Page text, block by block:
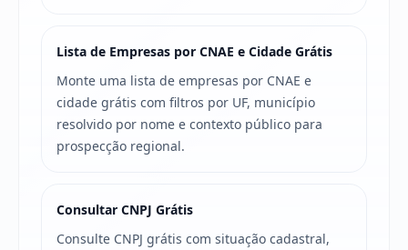
Lista de Empresas por CNAE e Cidade Grátis
Monte uma lista de empresas por CNAE e
cidade grátis com filtros por UF, município
resolvido por nome e contexto público para
prospecção regional.
Consultar CNPJ Grátis
Consulte CNPJ grátis com situação cadastral,